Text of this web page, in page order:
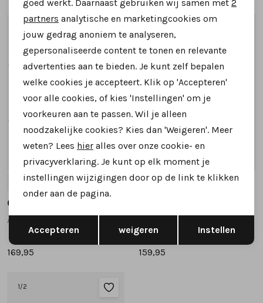
38 39 40 41 +1
Gioia
169,95
37 38 39 40 41
159,95
1 /2
Marketing cookies
Terug Opslaan
goed werkt. Daarnaast gebruiken wij samen met 2
partners analytische en marketingcookies om
jouw gedrag anoniem te analyseren,
gepersonaliseerde content te tonen en relevante
advertenties aan te bieden. Je kunt zelf bepalen
welke cookies je accepteert. Klik op 'Accepteren'
voor alle cookies, of kies 'Instellingen' om je
voorkeuren aan te passen. Wil je alleen
noodzakelijke cookies? Kies dan 'Weigeren'. Meer
weten? Lees hier alles over onze cookie- en
privacyverklaring. Je kunt op elk moment je
instellingen wijzigingen door op de link te klikken
onder aan de pagina.
Accepteren weigeren Instellen